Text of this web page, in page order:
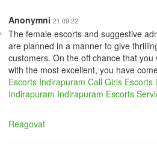
Anonymni 21.09.22
The female escorts and suggestive
are planned in a manner to give
customers. On the off chance that
with the most excellent, you have
Escorts Indirapuram Call Girls Escorts
Indirapuram Indirapuram Escorts
Reagovat